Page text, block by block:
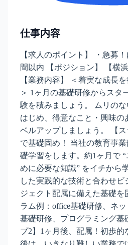
仕事内容
【求人のポイント】 ・急募
間以内 【ポジション】 【横
【業務内容】 ＜着実な成長
＞ 1ヶ月の基礎研修からスタ
験を積みましょう。 ムリの
はじめ、得意なこと・興味の
ベルアップしましょう。 【
で基礎固め！ 当社の教育事
礎学習をします。約1ヶ月で
めに必要な知識” をイチから
した実践的な技術と合わせビ
ジェクト配属に備えた基礎
ラム例：office基礎研修、ネ
基礎研修、プログラミング基
プ2】1ヶ月後、配属！初歩的